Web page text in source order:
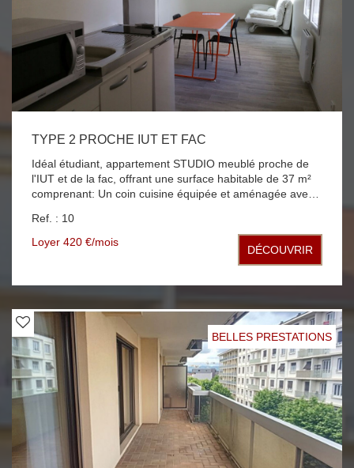
TYPE 2 PROCHE IUT ET FAC
Idéal étudiant, appartement STUDIO meublé proche de
l'IUT et de la fac, offrant une surface habitable de 37 m²
comprenant: Un coin cuisine équipée et aménagée avec
pièce à vivre, une chambre avec placard et une salle
d'eau avec WC. Les plus: une buanderie accessible aux
locataires avec lave linge et sèche linge. Chauffage
Ref. : 10
Loyer 420 €/mois
DÉCOUVRIR
BELLES PRESTATIONS